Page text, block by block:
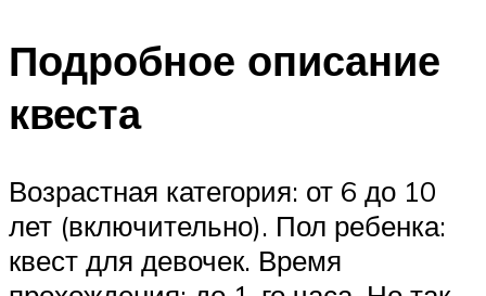
Подробное описание
квеста
Возрастная категория: от 6 до 10
лет (включительно). Пол ребенка:
квест для девочек. Время